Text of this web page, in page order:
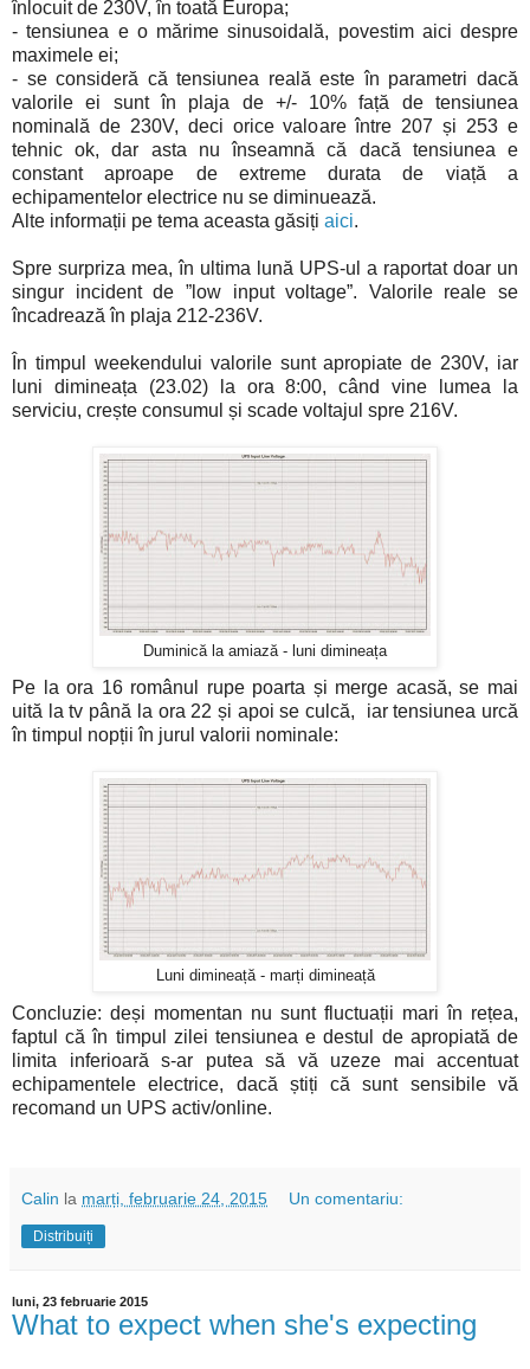
înlocuit de 230V, în toată Europa;
- tensiunea e o mărime sinusoidală, povestim aici despre
maximele ei;
- se consideră că tensiunea reală este în parametri dacă
valorile ei sunt în plaja de +/- 10% față de tensiunea
nominală de 230V, deci orice valoare între 207 și 253 e
tehnic ok, dar asta nu înseamnă că dacă tensiunea e
constant aproape de extreme durata de viață a
echipamentelor electrice nu se diminuează.
Alte informații pe tema aceasta găsiți aici.
Spre surpriza mea, în ultima lună UPS-ul a raportat doar un
singur incident de ”low input voltage”. Valorile reale se
încadrează în plaja 212-236V.
În timpul weekendului valorile sunt apropiate de 230V, iar
luni dimineața (23.02) la ora 8:00, când vine lumea la
serviciu, crește consumul și scade voltajul spre 216V.
Duminică la amiază - luni dimineața
Pe la ora 16 românul rupe poarta și merge acasă, se mai
uită la tv până la ora 22 și apoi se culcă, iar tensiunea urcă
în timpul nopții în jurul valorii nominale:
Luni dimineață - marți dimineață
Concluzie: deși momentan nu sunt fluctuații mari în rețea,
faptul că în timpul zilei tensiunea e destul de apropiată de
limita inferioară s-ar putea să vă uzeze mai accentuat
echipamentele electrice, dacă știți că sunt sensibile vă
recomand un UPS activ/online.
Calin la marți, februarie 24, 2015 Un comentariu:
Distribuiți
luni, 23 februarie 2015
What to expect when she's expecting